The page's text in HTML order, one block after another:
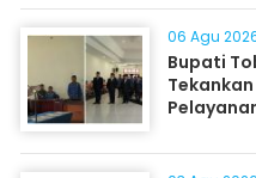
06 Agu
Bupati